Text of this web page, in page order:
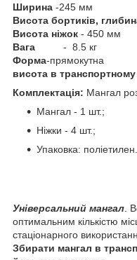
Ширина -245 мм
Висота бортиків,
Висота ніжок - 450 мм
Вага
- 8.5 кг
Форма-прямокутна
висота в
Комплектація: Мангал
Мангал - 1 шт.;
Ніжки - 4 шт.;
Упаковка: поліетилен.
Універсальний мангал .
оптимальним кількістю
стаціонарного
Збирати мангал в